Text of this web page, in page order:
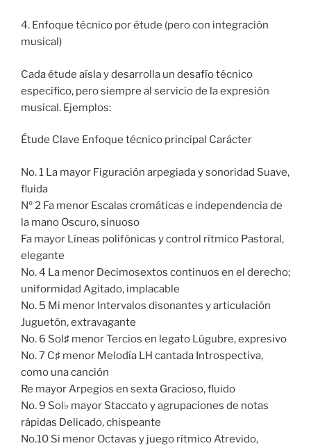
4. Enfoque técnico por étude (pero con integración
musical)
Cada étude aísla y desarrolla un desafío técnico
específico, pero siempre al servicio de la expresión
musical. Ejemplos:
Étude Clave Enfoque técnico principal Carácter
No. 1 La mayor Figuración arpegiada y sonoridad Suave,
fluida
Nº 2 Fa menor Escalas cromáticas e independencia de
la mano Oscuro, sinuoso
Fa mayor Líneas polifónicas y control rítmico Pastoral,
elegante
No. 4 La menor Decimosextos continuos en el derecho;
uniformidad Agitado, implacable
No. 5 Mi menor Intervalos disonantes y articulación
Juguetón, extravagante
No. 6 Sol♯ menor Tercios en legato Lúgubre, expresivo
No. 7 C♯ menor Melodía LH cantada Introspectiva,
como una canción
Re mayor Arpegios en sexta Gracioso, fluido
No. 9 Sol♭ mayor Staccato y agrupaciones de notas
rápidas Delicado, chispeante
No.10 Si menor Octavas y juego rítmico Atrevido,